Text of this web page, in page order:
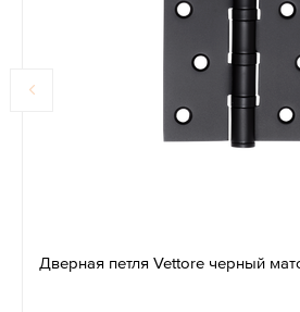
Дверная петля Vettore черный